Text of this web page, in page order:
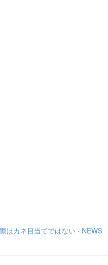
はカネ目当てではない - NEWS